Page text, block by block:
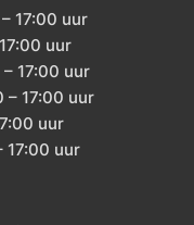
17:00 uur
uur
17:00 uur
– 17:00 uur
uur
17:00 uur